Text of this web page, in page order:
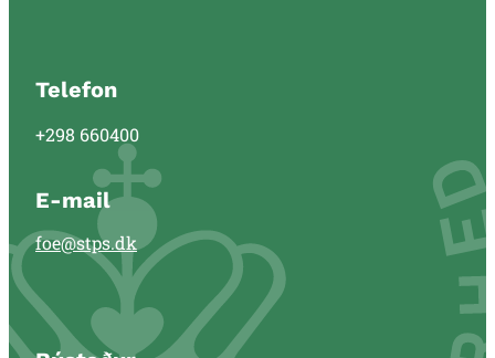
Telefon
+298 660400
E-mail
foe@stps.dk